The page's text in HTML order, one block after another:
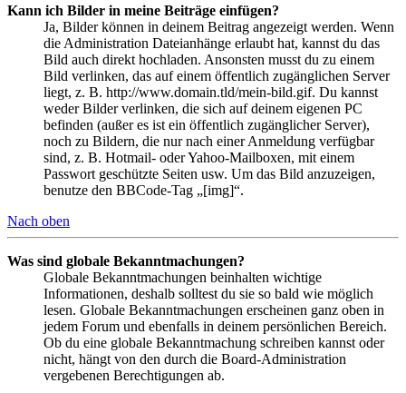
Kann ich Bilder in meine Beiträge einfügen?
Ja, Bilder können in deinem Beitrag angezeigt werden. Wenn
die Administration Dateianhänge erlaubt hat, kannst du das
Bild auch direkt hochladen. Ansonsten musst du zu einem
Bild verlinken, das auf einem öffentlich zugänglichen Server
liegt, z. B. http://www.domain.tld/mein-bild.gif. Du kannst
weder Bilder verlinken, die sich auf deinem eigenen PC
befinden (außer es ist ein öffentlich zugänglicher Server),
noch zu Bildern, die nur nach einer Anmeldung verfügbar
sind, z. B. Hotmail- oder Yahoo-Mailboxen, mit einem
Passwort geschützte Seiten usw. Um das Bild anzuzeigen,
benutze den BBCode-Tag „[img]“.
Nach oben
Was sind globale Bekanntmachungen?
Globale Bekanntmachungen beinhalten wichtige
Informationen, deshalb solltest du sie so bald wie möglich
lesen. Globale Bekanntmachungen erscheinen ganz oben in
jedem Forum und ebenfalls in deinem persönlichen Bereich.
Ob du eine globale Bekanntmachung schreiben kannst oder
nicht, hängt von den durch die Board-Administration
vergebenen Berechtigungen ab.